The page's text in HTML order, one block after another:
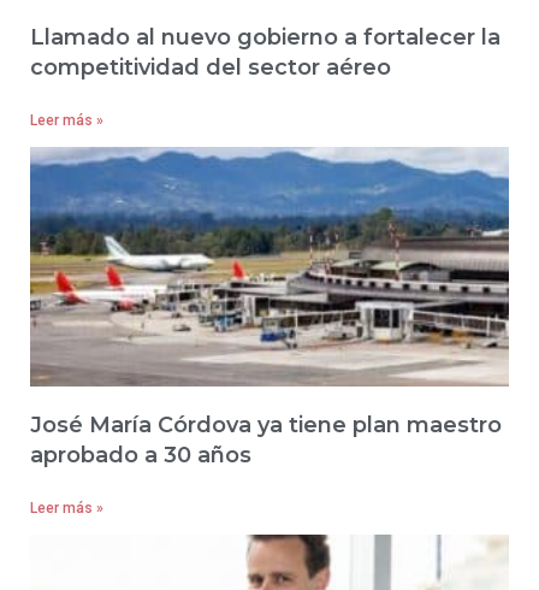
Llamado al nuevo gobierno a fortalecer la
competitividad del sector aéreo
Leer más »
José María Córdova ya tiene plan maestro
aprobado a 30 años
Leer más »